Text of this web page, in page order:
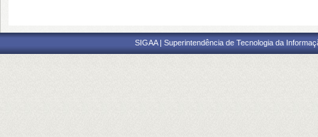
SIGAA | Superintendência de Tecnologia da